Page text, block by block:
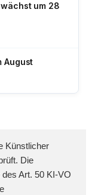
um 28
August
Künstlicher
Die
Art. 50 KI-VO